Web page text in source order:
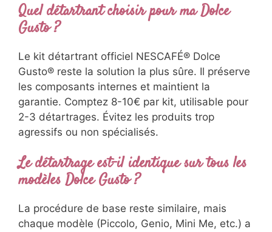
Quel détartrant choisir pour ma Dolce
Gusto ?
Le kit détartrant officiel NESCAFÉ® Dolce
Gusto® reste la solution la plus sûre. Il préserve
les composants internes et maintient la
garantie. Comptez 8-10€ par kit, utilisable pour
2-3 détartrages. Évitez les produits trop
agressifs ou non spécialisés.
Le détartrage est-il identique sur tous les
modèles Dolce Gusto ?
La procédure de base reste similaire, mais
chaque modèle (Piccolo, Genio, Mini Me, etc.) a